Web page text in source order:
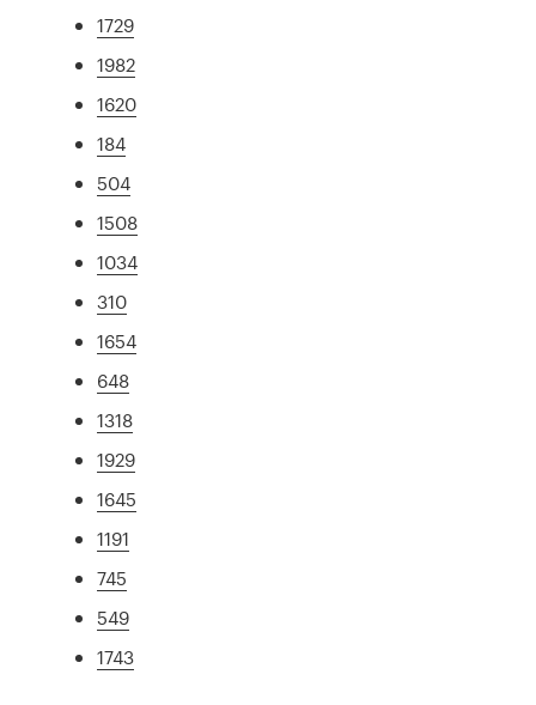
1729
1982
1620
184
504
1508
1034
310
1654
648
1318
1929
1645
1191
745
549
1743